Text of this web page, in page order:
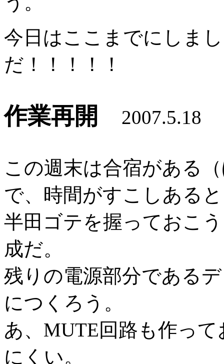
今日はここまでにしま
だ！！！！！
作業再開 2007.5.18
この週末は合宿がある
で、時間がすこしある
半田ゴテを握っておこ
成だ。
残りの電源部分である
につくろう。
あ、MUTE回路も作っ
にくい。